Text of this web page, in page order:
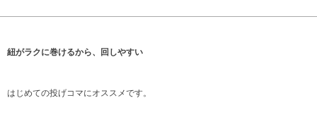
紐がラクに巻けるから、回しやすい
はじめての投げコマにオススメです。